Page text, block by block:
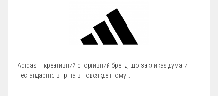
Adidas — креативний спортивний бренд, що закликає думати
нестандартно в грі та в повсякденному...